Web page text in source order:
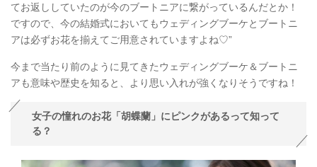
てお返ししていたのが今のブートニアに繋がっているんだとか！
ですので、今の結婚式においてもウェディングブーケとブートニ
アは必ずお花を揃えてご用意されていますよね♡”
今まで当たり前のように見てきたウェディングブーケ＆ブートニ
アも意味や歴史を知ると、より思い入れが強くなりそうですね！
女子の憧れのお花「胡蝶蘭」にピンクがあるって知って
る？